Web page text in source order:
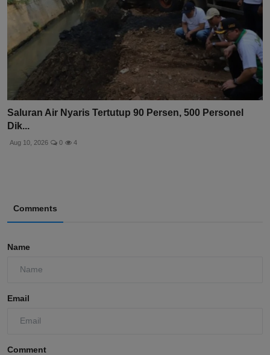
Saluran Air Nyaris Tertutup 90 Persen, 500 Personel
Dik...
Aug 10, 2026 0 4
Comments
Name
Email
Comment